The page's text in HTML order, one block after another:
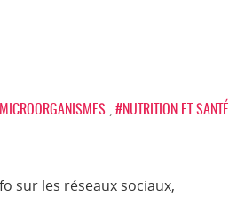
#NUTRITION ET SANTÉ
sur les réseaux sociaux,